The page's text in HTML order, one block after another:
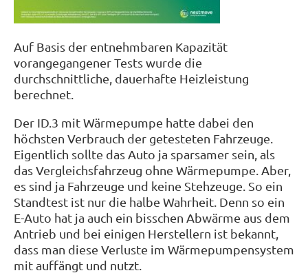
Auf Basis der entnehmbaren Kapazität
vorangegangener Tests wurde die
durchschnittliche, dauerhafte Heizleistung
berechnet.
Der ID.3 mit Wärmepumpe hatte dabei den
höchsten Verbrauch der getesteten Fahrzeuge.
Eigentlich sollte das Auto ja sparsamer sein, als
das Vergleichsfahrzeug ohne Wärmepumpe. Aber,
es sind ja Fahrzeuge und keine Stehzeuge. So ein
Standtest ist nur die halbe Wahrheit. Denn so ein
E-Auto hat ja auch ein bisschen Abwärme aus dem
Antrieb und bei einigen Herstellern ist bekannt,
dass man diese Verluste im Wärmepumpensystem
mit auffängt und nutzt.